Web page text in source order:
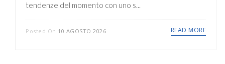
tendenze del momento con uno s...
Posted On 10 AGOSTO 2026 READ MORE